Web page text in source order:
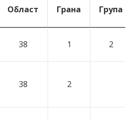
Област Грана Група
38 1 2
38 2